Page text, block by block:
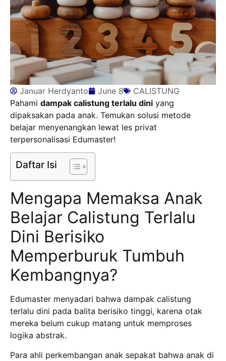
Januar Herdyanto June 8
CALISTUNG
Pahami dampak calistung terlalu dini yang
dipaksakan pada anak. Temukan solusi metode
belajar menyenangkan lewat les privat
terpersonalisasi Edumaster!
Daftar Isi
Mengapa Memaksa Anak
Belajar Calistung Terlalu
Dini Berisiko
Memperburuk Tumbuh
Kembangnya?
Edumaster menyadari bahwa dampak calistung
terlalu dini pada balita berisiko tinggi, karena otak
mereka belum cukup matang untuk memproses
logika abstrak.
Para ahli perkembangan anak sepakat bahwa anak di